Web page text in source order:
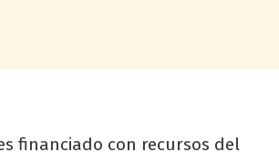
financiado con recursos del